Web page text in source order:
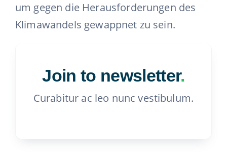
um gegen die Herausforderungen des
Klimawandels gewappnet zu sein.
Join to newsletter.
Curabitur ac leo nunc vestibulum.